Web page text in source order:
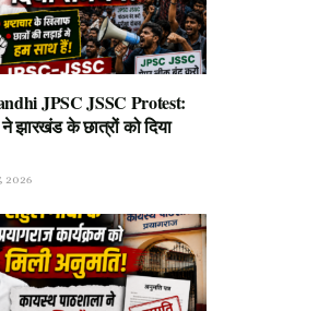
JPSC JSSC Protest:
ने झारखंड के छात्रों को दिया
2026